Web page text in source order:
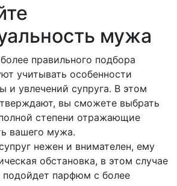
мужа
правильного подбора
учитывать особенности
и увлечений супруга. В этом
вы сможете выбрать
степени отражающие
вашего мужа.
нежен и внимателен, ему
обстановка, в этом случае
подойдет парфюм с более